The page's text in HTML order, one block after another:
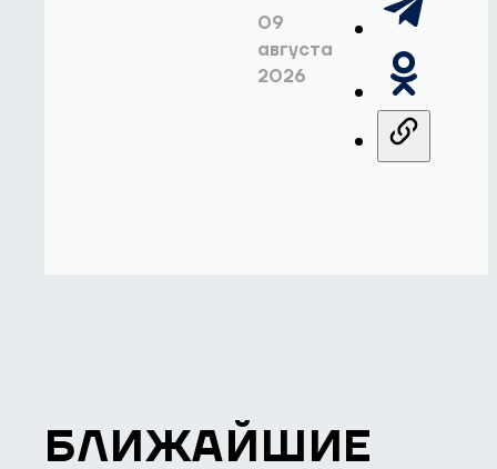
09
августа
2026
БЛИЖАЙШИЕ